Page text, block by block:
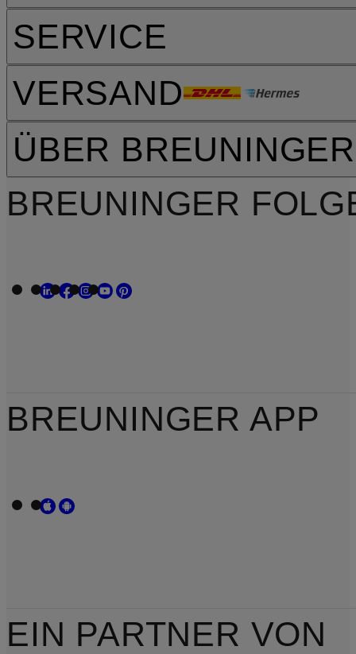
SERVICE
VERSAND
ÜBER BREUNINGER
EIN PARTNER VON
BREUNINGER
BREUNINGER APP